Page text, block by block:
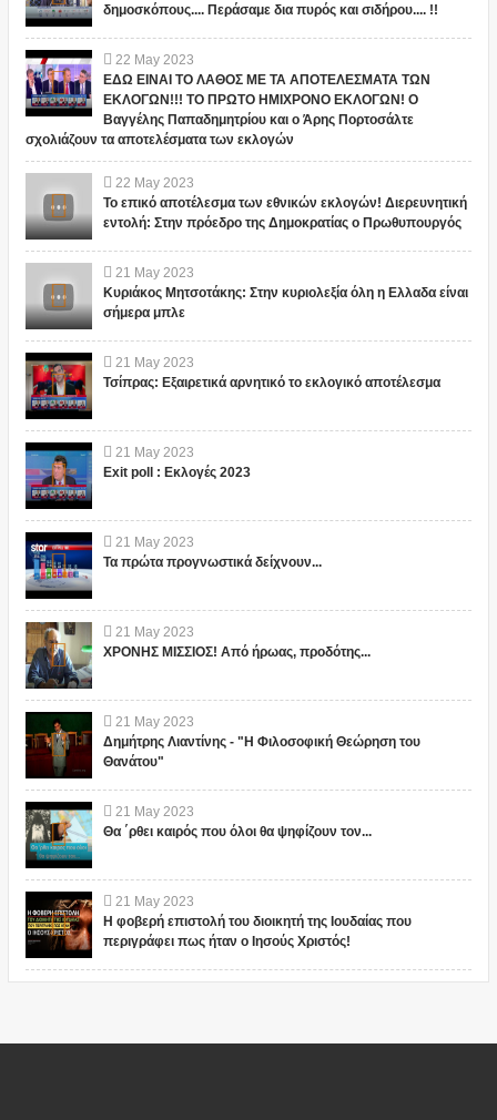
δημοσκόπους.... Περάσαμε δια πυρός και σιδήρου.... !!
22 May 2023
ΕΔΩ ΕΙΝΑΙ ΤΟ ΛΑΘΟΣ ΜΕ ΤΑ ΑΠΟΤΕΛΕΣΜΑΤΑ ΤΩΝ
ΕΚΛΟΓΩΝ!!! ΤΟ ΠΡΩΤΟ ΗΜΙΧΡΟΝΟ ΕΚΛΟΓΩΝ! Ο
Βαγγέλης Παπαδημητρίου και ο Άρης Πορτοσάλτε
σχολιάζουν τα αποτελέσματα των εκλογών
22 May 2023
Το επικό αποτέλεσμα των εθνικών εκλογών! Διερευνητική
εντολή: Στην πρόεδρο της Δημοκρατίας ο Πρωθυπουργός
21 May 2023
Κυριάκος Μητσοτάκης: Στην κυριολεξία όλη η Ελλαδα είναι
σήμερα μπλε
21 May 2023
Τσίπρας: Εξαιρετικά αρνητικό το εκλογικό αποτέλεσμα
21 May 2023
Exit poll : Εκλογές 2023
21 May 2023
Τα πρώτα προγνωστικά δείχνουν...
21 May 2023
ΧΡΟΝΗΣ ΜΙΣΣΙΟΣ! Από ήρωας, προδότης...
21 May 2023
Δημήτρης Λιαντίνης - "Η Φιλοσοφική Θεώρηση του
Θανάτου"
21 May 2023
Θα ΄ρθει καιρός που όλοι θα ψηφίζουν τον...
21 May 2023
Η φοβερή επιστολή του διοικητή της Ιουδαίας που
περιγράφει πως ήταν ο Ιησούς Χριστός!